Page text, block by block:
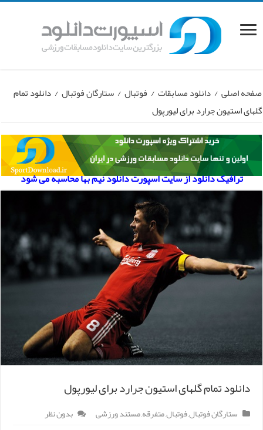
صفحه اصلی / دانلود مسابقات / فوتبال / ستارگان فوتبال / دانلود تمام
گلهای استیون جرارد برای لیورپول
ترافیک دانلود از سایت اسپورت دانلود نیم بها محاسبه می شود
دانلود تمام گلهای استیون جرارد برای لیورپول
ستارگان فوتبال,فوتبال,متفرقه,مستند ورزشی بدون نظر